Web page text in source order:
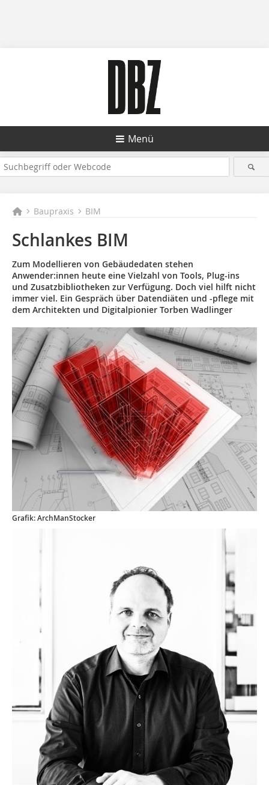
Menü
Baupraxis BIM
Schlankes BIM
Zum Modellieren von Gebäudedaten stehen
Anwender:innen heute eine Vielzahl von Tools, Plug-ins
und Zusatzbibliotheken zur Verfügung. Doch viel hilft nicht
immer viel. Ein Gespräch über Datendiäten und -pflege mit
dem Architekten und Digitalpionier Torben Wadlinger
Grafik: ArchManStocker